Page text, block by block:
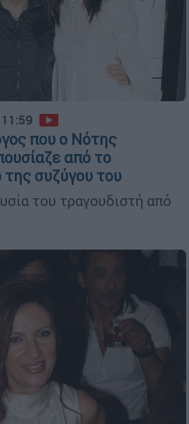
που ο Νότης
από το
της συζύγου του
του τραγουδιστή από